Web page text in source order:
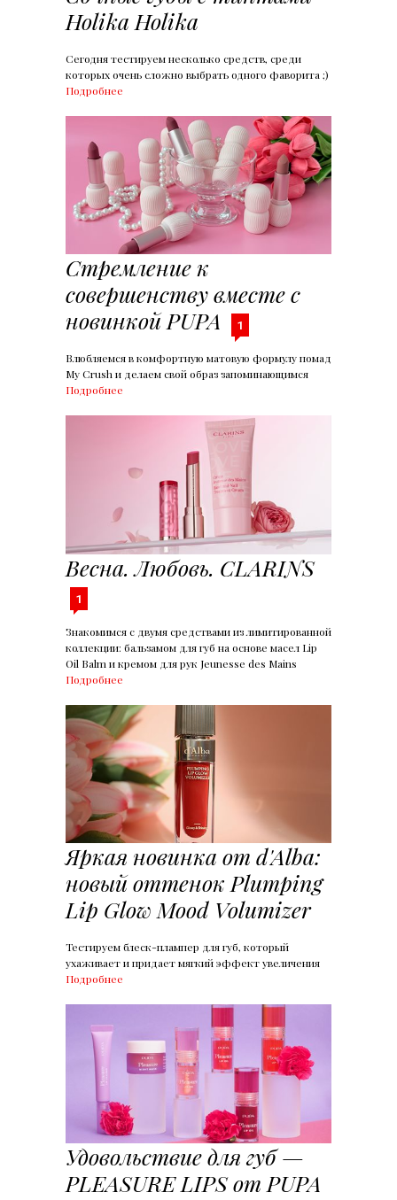
Holika Holika
Сегодня тестируем несколько средств, среди
которых очень сложно выбрать одного фаворита ;)
Подробнее
Стремление к
совершенству вместе с
новинкой PUPA
1
Влюбляемся в комфортную матовую формулу помад
My Crush и делаем свой образ запоминающимся
Подробнее
Весна. Любовь. CLARINS
1
Знакомимся с двумя средствами из лимитированной
коллекции: бальзамом для губ на основе масел Lip
Oil Balm и кремом для рук Jeunesse des Mains
Подробнее
Яркая новинка от d'Alba:
новый оттенок Plumping
Lip Glow Mood Volumizer
Тестируем блеск-плампер для губ, который
ухаживает и придает мягкий эффект увеличения
Подробнее
Удовольствие для губ —
PLEASURE LIPS от PUPA